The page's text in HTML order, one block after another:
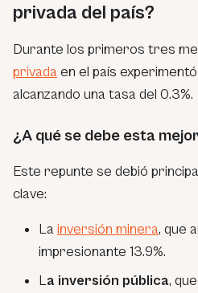
privada del país?
Durante los primeros tres
privada en el país
alcanzando una tasa del 0.3%.
¿A qué se debe esta
Este repunte se debió
clave:
La inversión minera, que
impresionante 13.9%.
La inversión pública,